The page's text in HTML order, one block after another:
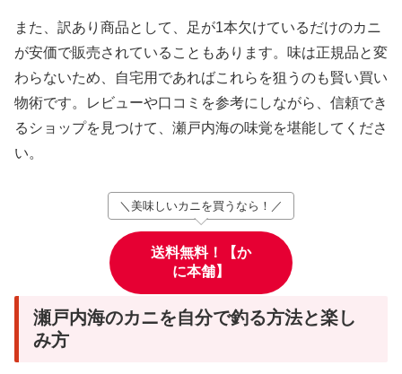
また、訳あり商品として、足が1本欠けているだけのカニ
が安価で販売されていることもあります。味は正規品と変
わらないため、自宅用であればこれらを狙うのも賢い買い
物術です。レビューや口コミを参考にしながら、信頼でき
るショップを見つけて、瀬戸内海の味覚を堪能してくださ
い。
＼美味しいカニを買うなら！／
送料無料！【か
に本舗】
瀬戸内海のカニを自分で釣る方法と楽し
み方